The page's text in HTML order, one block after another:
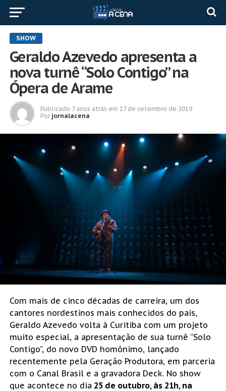
SHOW
Geraldo Azevedo apresenta a
nova turnê “Solo Contigo” na
Ópera de Arame
Publicado 7 anos atrás em 17 de setembro de 2019
Por jornalacena
Com mais de cinco décadas de carreira, um dos
cantores nordestinos mais conhecidos do país,
Geraldo Azevedo volta à Curitiba com um projeto
muito especial, a apresentação de sua turnê “Solo
Contigo”, do novo DVD homônimo, lançado
recentemente pela Geração Produtora, em parceria
com o Canal Brasil e a gravadora Deck. No show
que acontece no dia 25 de outubro, às 21h, na